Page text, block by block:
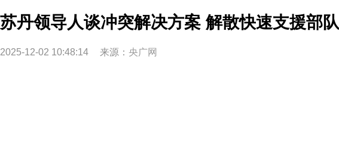
苏丹领导人谈冲突解决方案 解散快速支援部队
2025-12-02 10:48:14 来源： 央广网